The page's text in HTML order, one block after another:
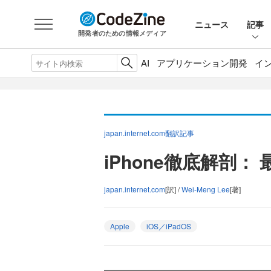
開発者のための情報メディア
ニュース 記事
AI アプリケーション開発 イ
japan.internet.com翻訳記事
iPhone徹底解剖：
japan.internet.com[訳] /Wei-Meng Lee[著]
Apple iOS／iPadOS